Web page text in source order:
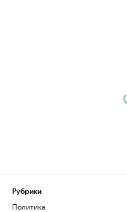
Рубрики
Политика